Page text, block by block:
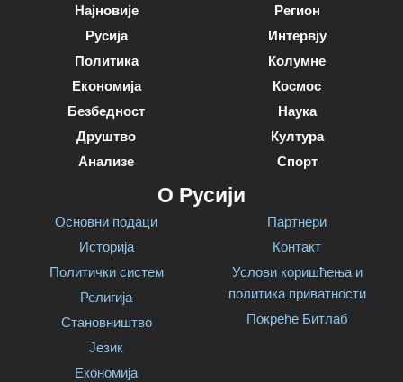
Најновије
Русија
Политика
Економија
Безбедност
Друштво
Анализе
Регион
Интервју
Колумне
Космос
Наука
Култура
Спорт
О Русији
Основни подаци
Историја
Политички систем
Религија
Становништво
Језик
Економија
Партнери
Контакт
Услови коришћења и
политика приватности
Покреће Битлаб